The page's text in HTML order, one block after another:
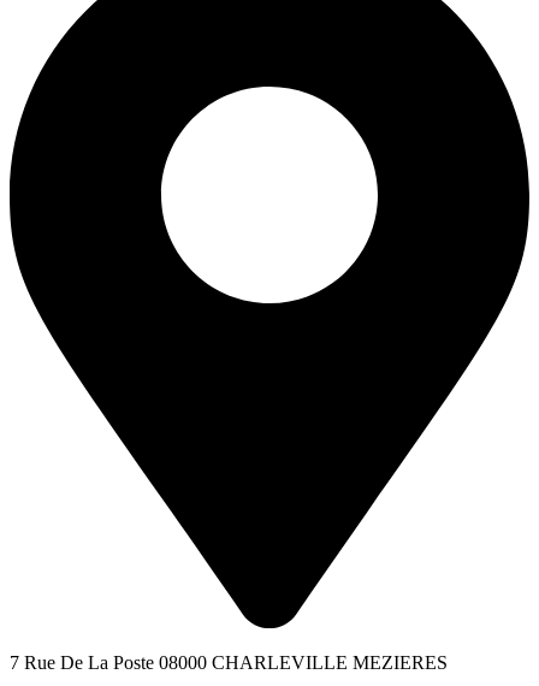
7 Rue De La Poste 08000 CHARLEVILLE MEZIERES